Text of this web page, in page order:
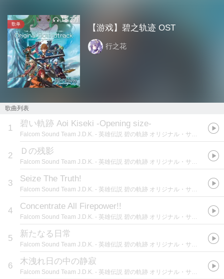
歌单
18.2万
【游戏】碧之轨迹 OST
行之花
歌曲列表
1 碧い軌跡 Aoi Kiseki -Opening size-
Falcom Sound Team J.D.K. - 英雄伝説 碧の軌跡 オリジナル・サウンドトラック
2 Ｄの残影
Falcom Sound Team J.D.K. - 英雄伝説 碧の軌跡 オリジナル・サウンドトラック
3 Seize The Truth!
Falcom Sound Team J.D.K. - 英雄伝説 碧の軌跡 オリジナル・サウンドトラック
4 Concentrate All Firepower!!
Falcom Sound Team J.D.K. - 英雄伝説 碧の軌跡 オリジナル・サウンドトラック
5 新たなる日常
Falcom Sound Team J.D.K. - 英雄伝説 碧の軌跡 オリジナル・サウンドトラック
6 木洩れ日の中の静寂
Falcom Sound Team J.D.K. - 英雄伝説 碧の軌跡 オリジナル・サウンドトラック